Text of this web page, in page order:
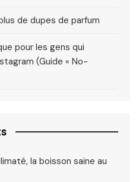
de dupes de parfum
pour les gens qui
(Guide « No-
la boisson saine au